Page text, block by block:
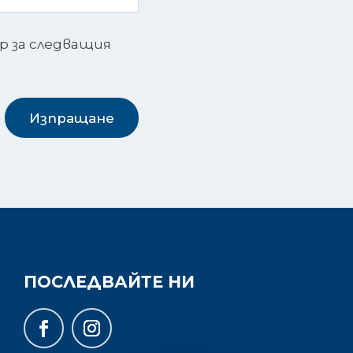
за следващия
Изпращане
ПОСЛЕДВАЙТЕ НИ